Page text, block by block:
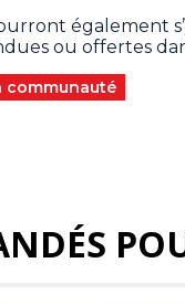
également
ou offertes
communauté